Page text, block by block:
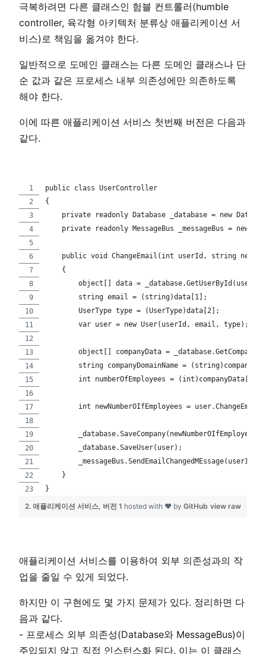
극복하려면 다른 클래스인 험블 컨트롤러(humble
controller, 육각형 아키텍처 분류상 애플리케이션 서
비스)로 책임을 옮겨야 한다.
일반적으로 도메인 클래스는 다른 도메인 클래스나 단
순 값과 같은 프로세스 내부 의존성에만 의존하도록
해야 한다.
이에 따른 애플리케이션 서비스 첫번째 버전은 다음과
같다.
public class UserController
{
private readonly Database _database = new
private readonly MessageBus _messageBus = new
public void ChangeEmail(int userId, string
    {
object[] data =
        string email = (string)data[1];
        UserType type = (UserType)data[2];
        var user = new User(userId, email, type);
object[] companyData =
string companyDomainName =
        int numberOfEmployees = (int)companyData[1];
int newNumberOIfEmployees =
        _database.SaveCompany(newNumberOIfEmployees);
        _database.SaveUser(user);
_messageBus.SendEmailChangedMEssage(userId,
    }
}
view raw
2. 애플리케이션 서비스, 버전 1 hosted with ❤ by GitHub
애플리케이션 서비스를 이용하여 외부 의존성과의 작
업을 줄일 수 있게 되었다.
하지만 이 구현에도 몇 가지 문제가 있다. 정리하면 다
음과 같다.
- 프로세스 외부 의존성(Database와 MessageBus)이
주입되지 않고 직접 인스턴스화 된다. 이는 이 클래스